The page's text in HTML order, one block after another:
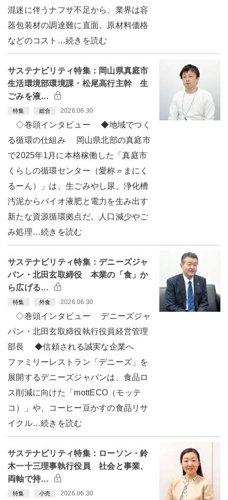
混迷に伴うナフサ不足から、業界は容
器包装材の調達難に直面。原材料価格
などのコスト…続きを読む
サステナビリティ特集：岡山県真庭市
生活環境部環境課・松尾高行主幹 生
ごみを液…
特集 総合 2026.06.30
◇巻頭インタビュー ◆地域でつく
る循環の仕組み 岡山県北部の真庭市
で2025年1月に本格稼働した「真庭市
くらしの循環センター（愛称＝まにく
るーん）」は、生ごみやし尿、浄化槽
汚泥からバイオ液肥と電力を生み出す
新たな資源循環拠点だ。人口減少やご
み処理…続きを読む
サステナビリティ特集：デニーズジャ
パン・北田玄取締役 本業の「食」か
ら広げる…
特集 外食 2026.06.30
◇巻頭インタビュー デニーズジャ
パン・北田玄取締役執行役員経営管理
部長 ◆信頼される誠実な企業へ
ファミリーレストラン「デニーズ」を
展開するデニーズジャパンは、食品ロ
ス削減に向けた「mottECO（モッテ
コ）」や、コーヒー豆かすの食品リサ
イクル…続きを読む
サステナビリティ特集：ローソン・鈴
木一十三理事執行役員 社会と事業、
両軸で持…
特集 小売 2026.06.30